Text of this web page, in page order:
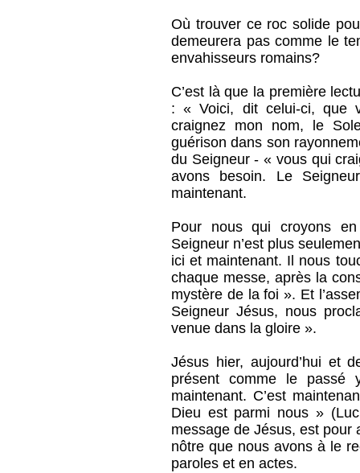
Où trouver ce roc solide
demeurera pas comme le
envahisseurs romains?
C’est là que la première
: « Voici, dit celui-ci, que
craignez mon nom, le
guérison dans son
du Seigneur - « vous qui
avons besoin. Le
maintenant.
Pour nous qui croyons
Seigneur n’est plus
ici et maintenant. Il nous
chaque messe, après la
mystère de la foi ». Et
Seigneur Jésus, nous
venue dans la gloire ».
Jésus hier, aujourd’hui et
présent comme le passé
maintenant. C’est
Dieu est parmi nous »
message de Jésus, est pour
nôtre que nous avons à le
paroles et en actes.